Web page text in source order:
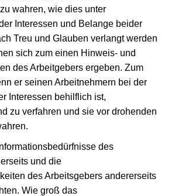
wahren, wie dies unter
Interessen und Belange beider
Treu und Glauben verlangt werden
sich zum einen Hinweis- und
des Arbeitgebers ergeben. Zum
er seinen Arbeitnehmern bei der
Interessen behilflich ist,
zu verfahren und sie vor drohenden
des
und die
des Arbeitsgebers andererseits
Wie groß das